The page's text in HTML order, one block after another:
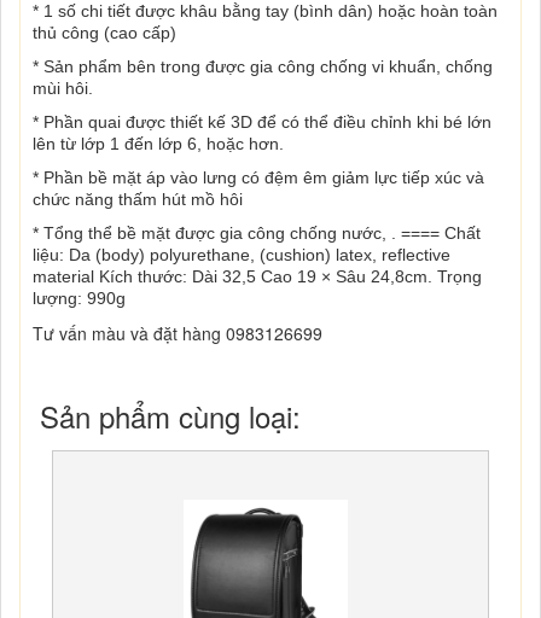
* 1 số chi tiết được khâu bằng tay (bình dân) hoặc hoàn toàn
thủ công (cao cấp)
* Sản phẩm bên trong được gia công chống vi khuẩn, chống
mùi hôi.
* Phần quai được thiết kế 3D để có thể điều chỉnh khi bé lớn
lên từ lớp 1 đến lớp 6, hoặc hơn.
* Phần bề mặt áp vào lưng có đệm êm giảm lực tiếp xúc và
chức năng thấm hút mồ hôi
* Tổng thể bề mặt được gia công chống nước, . ==== Chất
liệu: Da (body) polyurethane, (cushion) latex, reflective
material Kích thước: Dài 32,5 Cao 19 × Sâu 24,8cm. Trọng
lượng: 990g
Tư vấn màu và đặt hàng 0983126699
Sản phẩm cùng loại: